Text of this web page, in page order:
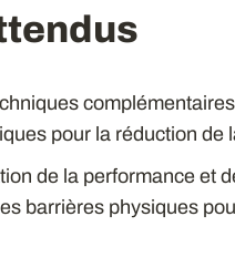
pour la réduction de
de la performance et
barrières physiques